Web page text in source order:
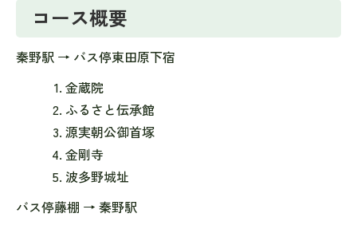
コース概要
秦野駅 → バス停東田原下宿
金蔵院
ふるさと伝承館
源実朝公御首塚
金剛寺
波多野城址
バス停藤棚 → 秦野駅